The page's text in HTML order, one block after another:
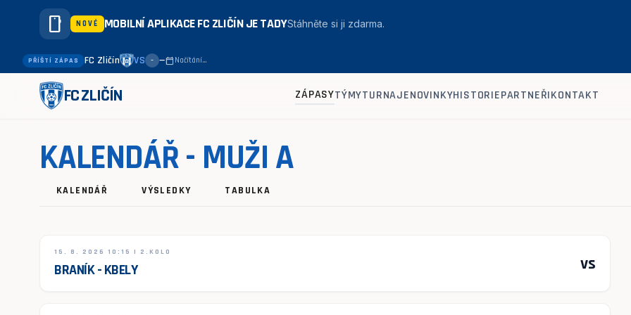
smartphone NOVÉ MOBILNÍ APLIKACE FC ZLIČÍN JE TADYStáhněte si ji zdarma.
PŘÍŠTÍ ZÁPAS FC Zličín VS – —calendar_today Načítání…
FC ZLIČÍN ZÁPASYTÝMYTURNAJENOVINKYHISTORIEPARTNEŘIKONTAKT
KALENDÁŘ - MUŽI A
KALENDÁŘ VÝSLEDKY TABULKA
15. 8. 2026 10:15 | 2.KOLO
BRANÍK - KBELY vs